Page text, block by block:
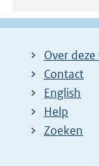
Over
Contact
English
Help
Zoeken